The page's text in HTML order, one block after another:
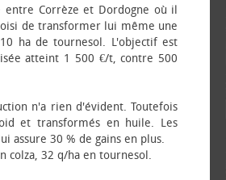
entre Corrèze et Dordogne où il
de transformer lui même une
ha de tournesol. L'objectif est
atteint 1 500 €/t, contre 500
n'a rien d'évident. Toutefois
et transformés en huile. Les
assure 30 % de gains en plus.
colza, 32 q/ha en tournesol.